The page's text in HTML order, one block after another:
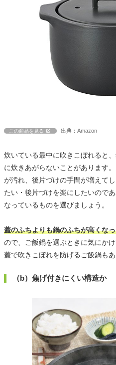
この商品を見る 出典：Amazon
炊いている最中に吹きこぼれると
に炊きあがらないことがあります
が汚れ、後片づけの手間が増えて
たい・後片づけを楽にしたいので
なっているものを選びましょう。
蓋のふちよりも鍋のふちが高くな
ので、ご飯鍋を選ぶときに気にか
蓋で吹きこぼれを防げるご飯鍋もあ
（b）焦げ付きにくい構造か